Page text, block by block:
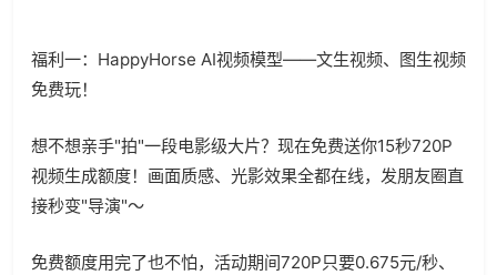
福利一： HappyHorse AI视频模型——文生视频、图生视频
免费玩！
想不想亲手"拍"一段电影级大片？现在免费送你15秒720P
视频生成额度！画面质感、光影效果全都在线，发朋友圈直
接秒变"导演"～
免费额度用完了也不怕，活动期间720P只要0.675元/秒、